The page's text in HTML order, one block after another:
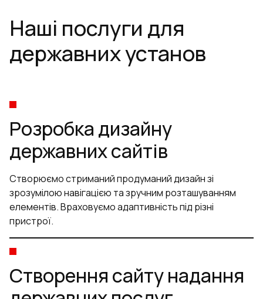
Наші послуги для
державних установ
Розробка дизайну
державних сайтів
Створюємо стриманий продуманий дизайн зі
зрозумілою навігацією та зручним розташуванням
елементів. Враховуємо адаптивність під різні
пристрої.
Створення сайту надання